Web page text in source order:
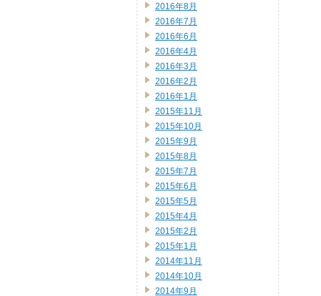
2016年8月
2016年7月
2016年6月
2016年4月
2016年3月
2016年2月
2016年1月
2015年11月
2015年10月
2015年9月
2015年8月
2015年7月
2015年6月
2015年5月
2015年4月
2015年2月
2015年1月
2014年11月
2014年10月
2014年9月